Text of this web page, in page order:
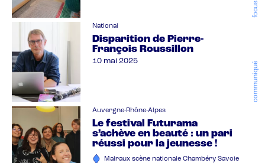
focus
National
Disparition de Pierre-
François Roussillon
10 mai 2025 communiqué
Auvergne-Rhône-Alpes
Le festival Futurama
s’achève en beauté : un pari
réussi pour la jeunesse !
Malraux scène nationale Chambéry Savoie